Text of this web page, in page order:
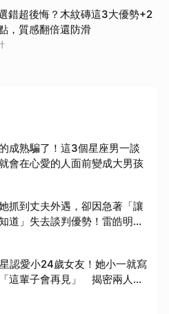
錯超後悔？木紋磚這3大優勢+2
，質感翻倍還防滑
成熟騙了！這3個星座男一談
會在心愛的人面前變成大男孩
抓到丈夫外遇，卻因急著「讓
道」失去談判優勢！雷皓明律
住證據，才有選擇
認愛小24歲女友！她小一就寫
這輩子會再見」 揭密兩人七
緣